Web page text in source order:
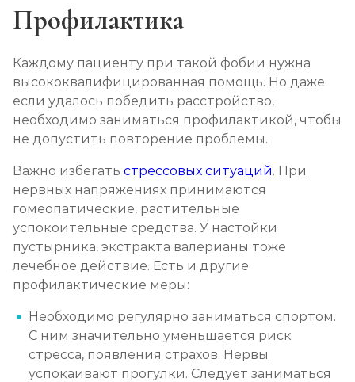
Профилактика
Каждому пациенту при такой фобии нужна
высококвалифицированная помощь. Но даже
если удалось победить расстройство,
необходимо заниматься профилактикой, чтобы
не допустить повторение проблемы.
Важно избегать стрессовых ситуаций. При
нервных напряжениях принимаются
гомеопатические, растительные
успокоительные средства. У настойки
пустырника, экстракта валерианы тоже
лечебное действие. Есть и другие
профилактические меры:
Необходимо регулярно заниматься спортом.
С ним значительно уменьшается риск
стресса, появления страхов. Нервы
успокаивают прогулки. Следует заниматься